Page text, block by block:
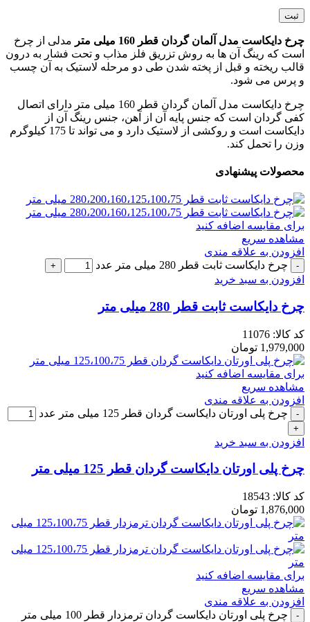
چرخ دایکاست مدل آلمان گردان قطر 160 میلی متر
مدلی از چرخ
است که رینگ آن ها به روش تزریق فلز مذاب و تحت فشار به درون
قالب ریخته و قبل از پخته شدن طی دو مرحله لاستیک به آن چسب
و پرس می شود.
چرخ دایکاست مدل آلمان گردان قطر 160 میلی متر دارای اتصال
کفی گردان است که جنس پایه آن از آهن، جنس رینگ آن از
دایکاست است و روکشی از لاستیک دارد و می تواند تا 175 کیلوگرم
وزن را تحمل کند.
محصولات پیشنهادی
برای مقایسه اضافه کنید
مشاهده سریع
افزودن به علاقه مندی
چرخ دایکاست ثابت قطر 280 میلی متر عدد
افزودن به سبد خرید
چرخ دایکاست ثابت قطر 280 میلی متر
کد کالا: 11076
1,979,000 تومان
برای مقایسه اضافه کنید
مشاهده سریع
افزودن به علاقه مندی
چرخ پلی اورتان دایکاست گردان قطر 125 میلی متر عدد
افزودن به سبد خرید
چرخ پلی اورتان دایکاست گردان قطر 125 میلی متر
کد کالا: 18543
1,876,000 تومان
برای مقایسه اضافه کنید
مشاهده سریع
افزودن به علاقه مندی
چرخ پلی اورتان دایکاست گردان ترمزدار قطر 100 میلی متر